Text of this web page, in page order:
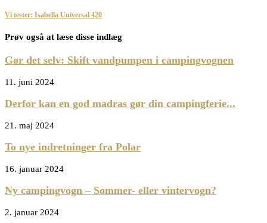
Vi tester: Isabella Universal 420
Prøv også at læse disse indlæg
Gør det selv: Skift vandpumpen i campingvognen
11. juni 2024
Derfor kan en god madras gør din campingferie...
21. maj 2024
To nye indretninger fra Polar
16. januar 2024
Ny campingvogn – Sommer- eller vintervogn?
2. januar 2024